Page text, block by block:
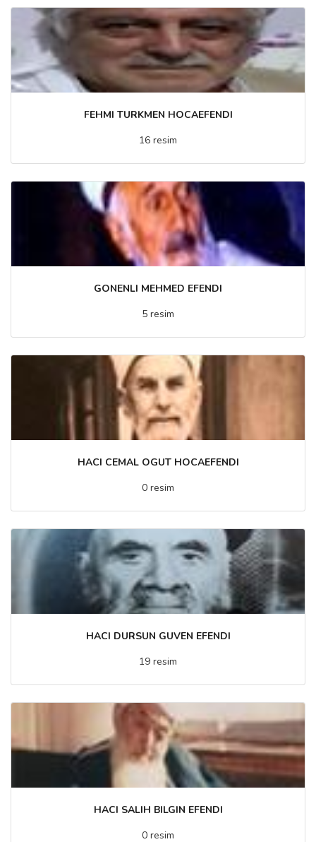
FEHMI TURKMEN HOCAEFENDI
16 resim
GONENLI MEHMED EFENDI
5 resim
HACI CEMAL OGUT HOCAEFENDI
0 resim
HACI DURSUN GUVEN EFENDI
19 resim
HACI SALIH BILGIN EFENDI
0 resim